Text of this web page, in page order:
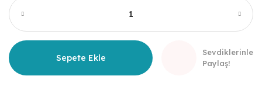
Sepete Ekle
Sevdiklerinle
Paylaş!